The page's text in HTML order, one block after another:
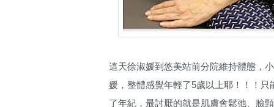
這天徐淑媛到悠美站前分院維持體態，
媛，整體感覺年輕了5歲以上耶！！！
了年紀，最討厭的就是肌膚會鬆弛、臉